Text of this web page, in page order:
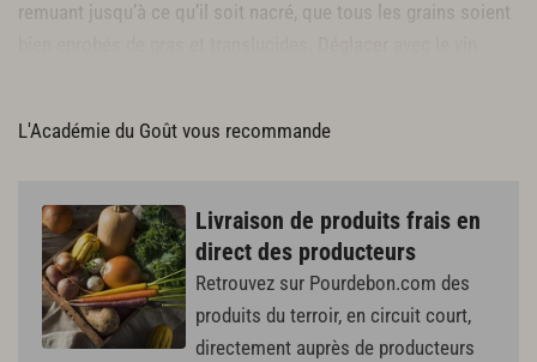
remuant jusqu’à ce qu’il soit nacré, que tous les grains soient
L'Académie du Goût vous recommande
Livraison de produits frais en
direct des producteurs
Retrouvez sur Pourdebon.com des
produits du terroir, en circuit court,
directement auprès de producteurs